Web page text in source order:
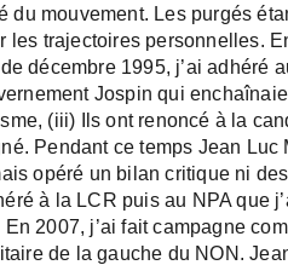
du mouvement. Les purgés
les trajectoires personnelles.
décembre 1995, j’ai adhéré
Jospin qui
(iii) Ils ont renoncé à la
Pendant ce temps Jean
opéré un bilan critique ni
à la LCR puis au NPA que
2007, j’ai fait campagne
de la gauche du NON.